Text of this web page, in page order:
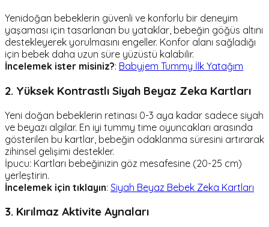
Yenidoğan bebeklerin güvenli ve konforlu bir deneyim
yaşaması için tasarlanan bu yataklar, bebeğin göğüs altını
destekleyerek yorulmasını engeller. Konfor alanı sağladığı
için bebek daha uzun süre yüzüstü kalabilir.
İncelemek ister misiniz?: Babyjem Tummy İlk Yatağım
2. Yüksek Kontrastlı Siyah Beyaz Zeka Kartları
Yeni doğan bebeklerin retinası 0-3 aya kadar sadece siyah
ve beyazı algılar. En iyi tummy time oyuncakları arasında
gösterilen bu kartlar, bebeğin odaklanma süresini artırarak
zihinsel gelişimi destekler.
İpucu: Kartları bebeğinizin göz mesafesine (20-25 cm)
yerleştirin.
İncelemek için tıklayın: Siyah Beyaz Bebek Zeka Kartları
3. Kırılmaz Aktivite Aynaları